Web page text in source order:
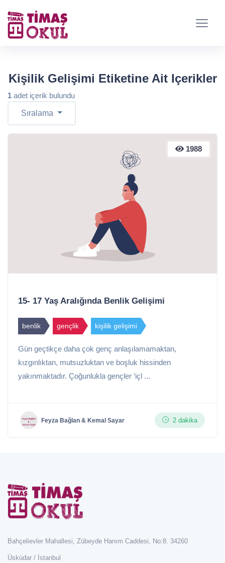
Kişilik Gelişimi Etiketine Ait Içerikler
1 adet içerik bulundu
Sıralama
1988
15- 17 Yaş Aralığında Benlik Gelişimi
benlik gençlik kişilik gelişimi
Gün geçtikçe daha çok genç anlaşılamamaktan,
kızgınlıktan, mutsuzluktan ve boşluk hissinden
yakınmaktadır. Çoğunlukla gençler ‘içl ...
Feyza Bağlan & Kemal Sayar 2 dakika
Bahçelievler Mahallesi, Zübeyde Hanım Caddesi, No:8. 34260
Üsküdar / İstanbul